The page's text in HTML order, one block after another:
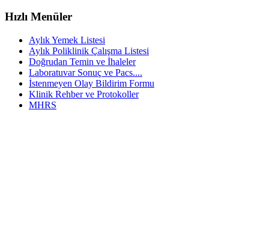
Hızlı Menüler
Aylık Yemek Listesi
Aylık Poliklinik Çalışma Listesi
Doğrudan Temin ve İhaleler
Laboratuvar Sonuç ve Pacs....
İstenmeyen Olay Bildirim Formu
Klinik Rehber ve Protokoller
MHRS